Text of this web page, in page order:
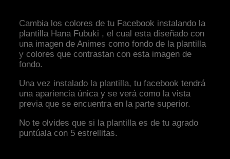
Cambia los colores de tu Facebook instalando la
plantilla Hana Fubuki , el cual esta diseñado con
una imagen de Animes como fondo de la plantilla
y colores que contrastan con esta imagen de
fondo.
Una vez instalado la plantilla, tu facebook tendrá
una apariencia única y se verá como la vista
previa que se encuentra en la parte superior.
No te olvides que si la plantilla es de tu agrado
puntúala con 5 estrellitas.